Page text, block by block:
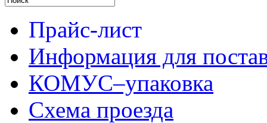
Прайс-лист
Информация для
КОМУС–упаковка
Схема проезда